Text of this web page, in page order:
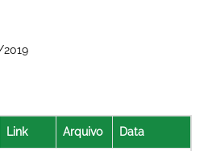
Link Arquivo Data